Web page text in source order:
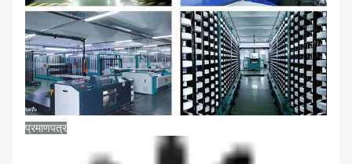
प्रमाणपत्र